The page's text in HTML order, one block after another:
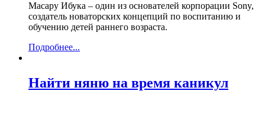
Масару Ибука – один из основателей корпорации Sony,
создатель новаторских концепций по воспитанию и
обучению детей раннего возраста.
Подробнее...
Найти няню на время каникул